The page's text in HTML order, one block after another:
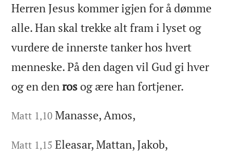
Herren Jesus kommer igjen for å dømme
alle. Han skal trekke alt fram i lyset og
vurdere de innerste tanker hos hvert
menneske. På den dagen vil Gud gi hver
og en denros og ære han fortjener.
Matt 1,10 Manasse, Amos,
Matt 1,15 Eleasar, Mattan, Jakob,